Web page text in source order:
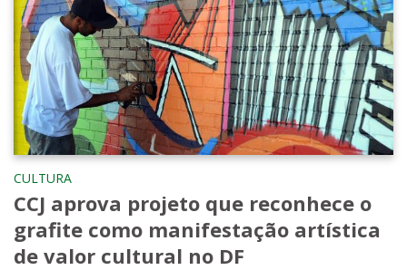
CULTURA
CCJ aprova projeto que reconhece o
grafite como manifestação artística
de valor cultural no DF